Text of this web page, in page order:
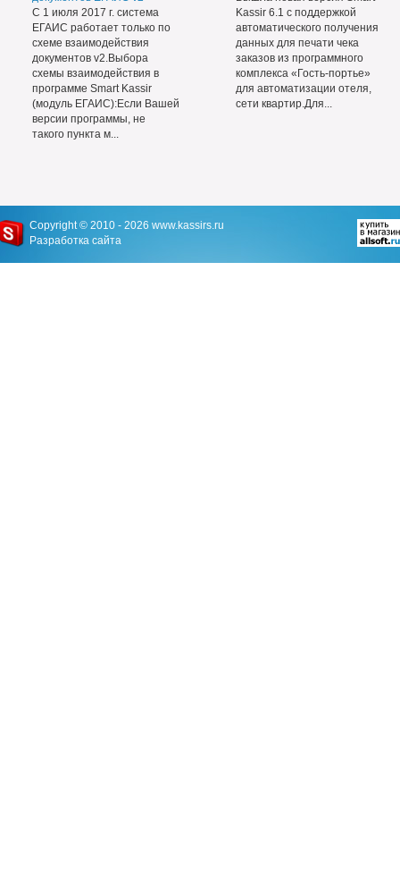
С 1 июля 2017 г. система
ЕГАИС работает только по
схеме взаимодействия
документов v2.Выбора
схемы взаимодействия в
программе Smart Kassir
(модуль ЕГАИС):Если Вашей
версии программы, не
такого пункта м...
Kassir 6.1 с поддержкой
автоматического получения
данных для печати чека
заказов из программного
комплекса «Гость-портье»
для автоматизации отеля,
сети квартир.Для...
Copyright © 2010 - 2026 www.kassirs.ru
Разработка сайта